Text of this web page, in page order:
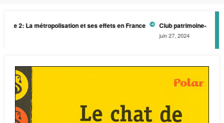
2: La métropolisation et ses effets en France Club patrimoine-
juin 27, 2024